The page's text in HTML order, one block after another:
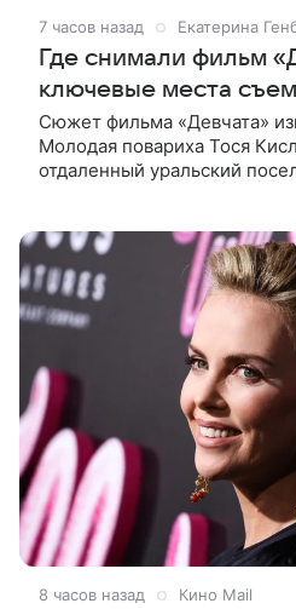
7 часов назад Екатерина
Где снимали фильм
ключевые места
Сюжет фильма «Девчата»
Молодая повариха Тося
отдаленный уральский
8 часов назад Кино Mail